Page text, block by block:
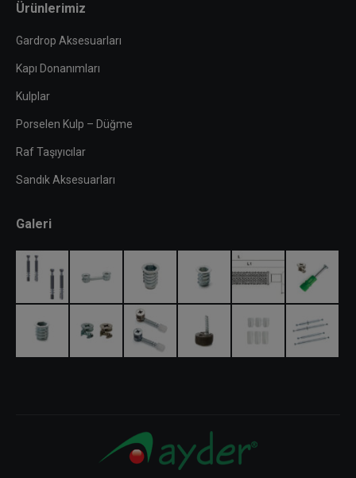
Ürünlerimiz
Gardrop Aksesuarları
Kapı Donanımları
Kulplar
Porselen Kulp – Düğme
Raf Taşıyıcılar
Sandık Aksesuarları
Galeri